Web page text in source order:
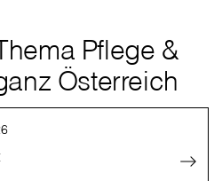
Pflege &
Österreich